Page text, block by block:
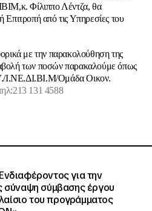
κ. Φίλιππο Λέντζα, θα
Επιτροπή από τις Υπηρεσίες του
με την παρακολούθηση της
των ποσών παρακαλούμε όπως
Ι.ΝΕ.ΔΙ.ΒΙ.Μ/Ομάδα Οικον.
131 4588
για την
σύναψη σύμβασης έργου
του προγράμματος